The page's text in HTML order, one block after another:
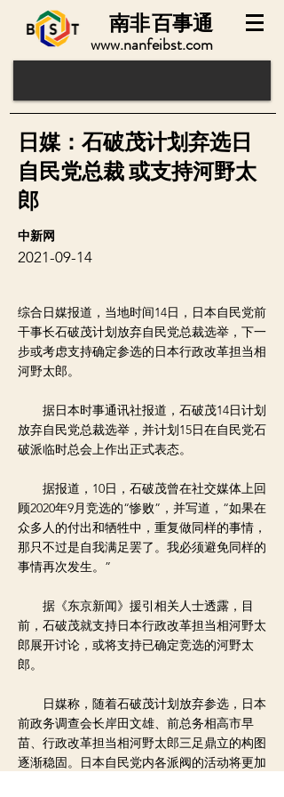
www.nanfeibst.com
百事通
南非
综合日媒报道，当地时间14日，日本自民党前
干事长石破茂计划放弃自民党总裁选举，下一
步或考虑支持确定参选的日本行政改革担当相
河野太郎。
据日本时事通讯社报道，石破茂14日计划
放弃自民党总裁选举，并计划15日在自民党石
破派临时总会上作出正式表态。
据报道，10日，石破茂曾在社交媒体上回
顾2020年9月竞选的“惨败”，并写道，“如果在
众多人的付出和牺牲中，重复做同样的事情，
那只不过是自我满足罢了。我必须避免同样的
事情再次发生。”
据《东京新闻》援引相关人士透露，目
前，石破茂就支持日本行政改革担当相河野太
郎展开讨论，或将支持已确定竞选的河野太
郎。
日媒称，随着石破茂计划放弃参选，日本
前政务调查会长岸田文雄、前总务相高市早
苗、行政改革担当相河野太郎三足鼎立的构图
逐渐稳固。日本自民党内各派阀的活动将更加
中新网
2021-09-14
日媒：石破茂计划弃选日
自民党总裁 或支持河野太
郎